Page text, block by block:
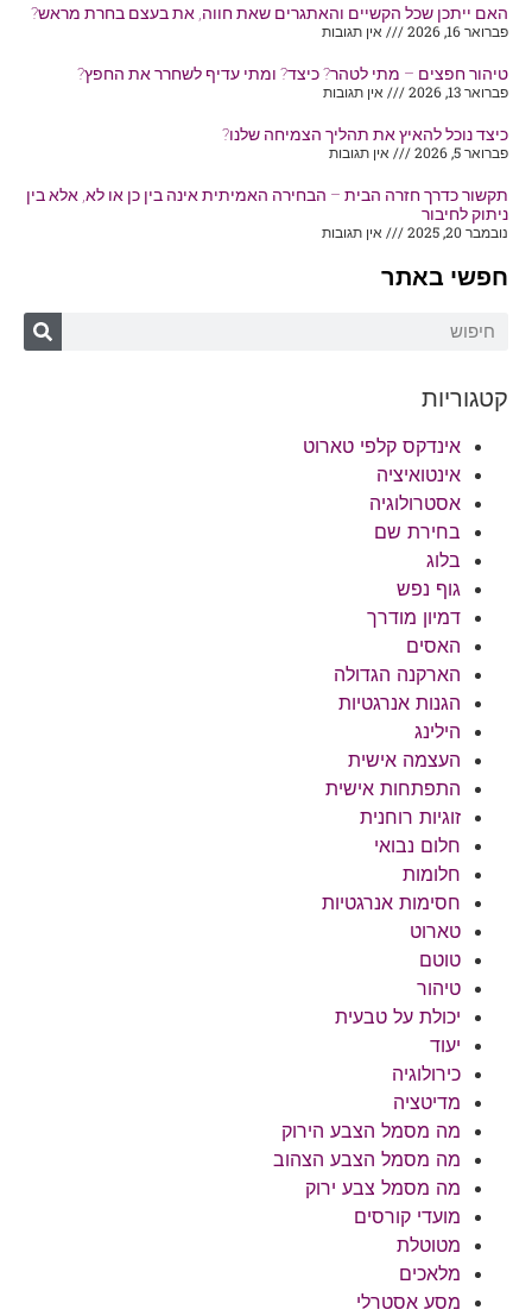
האם ייתכן שכל הקשיים והאתגרים שאת חווה, את בעצם בחרת מראש?
פברואר 16, 2026
אין תגובות
טיהור חפצים – מתי לטהר? כיצד? ומתי עדיף לשחרר את החפץ?
פברואר 13, 2026
אין תגובות
כיצד נוכל להאיץ את תהליך הצמיחה שלנו?
פברואר 5, 2026
אין תגובות
תקשור כדרך חזרה הבית – הבחירה האמיתית אינה בין כן או לא, אלא בין
ניתוק לחיבור
נובמבר 20, 2025
אין תגובות
חפשי באתר
קטגוריות
אינדקס קלפי טארוט
אינטואיציה
אסטרולוגיה
בחירת שם
בלוג
גוף נפש
דמיון מודרך
האסים
הארקנה הגדולה
הגנות אנרגטיות
הילינג
העצמה אישית
התפתחות אישית
זוגיות רוחנית
חלום נבואי
חלומות
חסימות אנרגטיות
טארוט
טוטם
טיהור
יכולת על טבעית
יעוד
כירולוגיה
מדיטציה
מה מסמל הצבע הירוק
מה מסמל הצבע הצהוב
מה מסמל צבע ירוק
מועדי קורסים
מטוטלת
מלאכים
מסע אסטרלי